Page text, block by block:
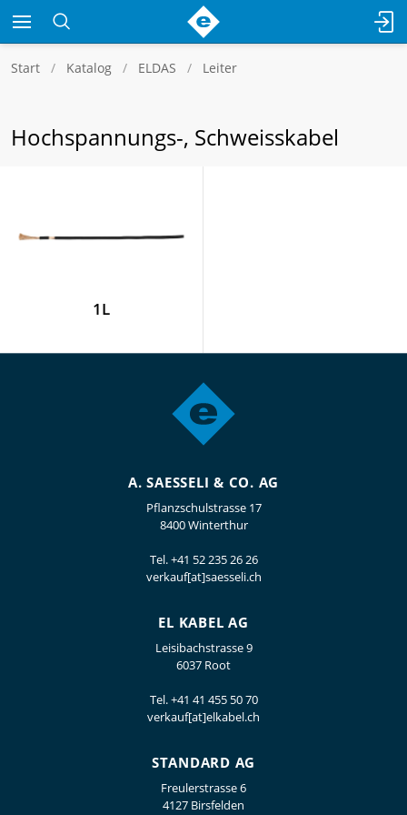
Start Katalog ELDAS Leiter
Hochspannungs-, Schweisskabel
1L
A. SAESSELI & CO. AG
Pflanzschulstrasse 17
8400 Winterthur
Tel.+41 52 235 26 26
verkauf[at]saesseli.ch
EL KABEL AG
Leisibachstrasse 9
6037 Root
Tel.+41 41 455 50 70
verkauf[at]elkabel.ch
STANDARD AG
Freulerstrasse 6
4127 Birsfelden